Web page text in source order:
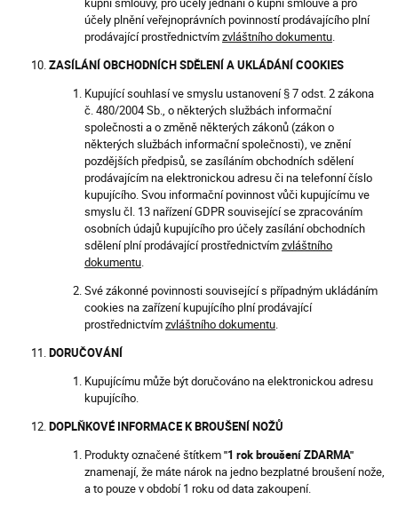
účely plnění veřejnoprávních povinností prodávajícího plní
prodávající prostřednictvímzvláštního dokumentu
ZASÍLÁNÍ OBCHODNÍCH SDĚLENÍ A UKLÁDÁNÍ COOKIES
Kupující souhlasí ve smyslu ustanovení § 7 odst. 2 zákona
č. 480/2004 Sb., o některých službách informační
společnosti a o změně některých zákonů (zákon o
některých službách informační společnosti), ve znění
pozdějších předpisů, se zasíláním obchodních sdělení
prodávajícím na elektronickou adresu či na telefonní číslo
kupujícího. Svou informační povinnost vůči kupujícímu ve
smyslu čl. 13 nařízení GDPR související se zpracováním
osobních údajů kupujícího pro účely zasílání obchodních
sdělení plní prodávající prostřednictvímzvláštního
dokumentu
Své zákonné povinnosti související s případným ukládáním
cookies na zařízení kupujícího plní prodávající
prostřednictvímzvláštního dokumentu
DORUČOVÁNÍ
Kupujícímu může být doručováno na elektronickou adresu
kupujícího.
DOPLŇKOVÉ INFORMACE K BROUŠENÍ NOŽŮ
Produkty označené štítkem"1 rok broušení ZDARMA"
znamenají, že máte nárok na jedno bezplatné broušení nože,
a to pouze v období 1 roku od data zakoupení.